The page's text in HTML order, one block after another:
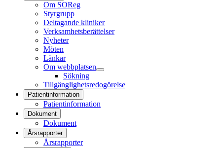
Om SOReg
Styrgrupp
Deltagande kliniker
Verksamhetsberättelser
Nyheter
Möten
Länkar
Om webbplatsen
Sökning
Tillgänglighetsredogörelse
Patientinformation
Patientinformation
Dokument
Dokument
Årsrapporter
Årsrapporter